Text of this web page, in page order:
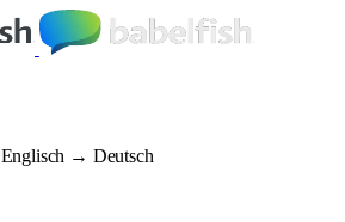
Englisch → Deutsch